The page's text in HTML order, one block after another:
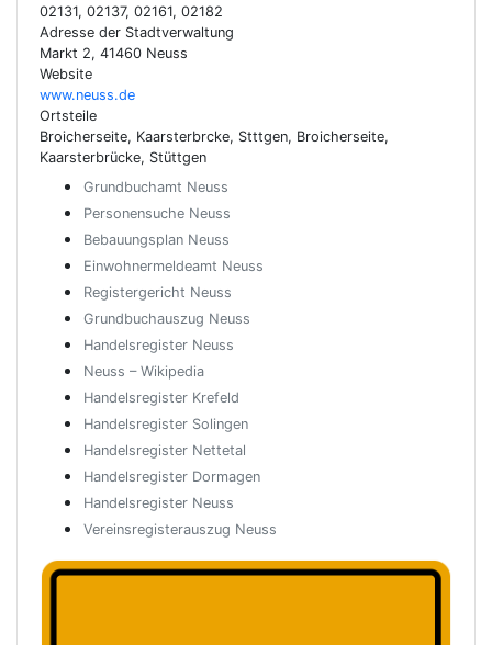
02131, 02137, 02161, 02182
Adresse der Stadtverwaltung
Markt 2, 41460 Neuss
Website
www.neuss.de
Ortsteile
Broicherseite, Kaarsterbrcke, Stttgen, Broicherseite,
Kaarsterbrücke, Stüttgen
Grundbuchamt Neuss
Personensuche Neuss
Bebauungsplan Neuss
Einwohnermeldeamt Neuss
Registergericht Neuss
Grundbuchauszug Neuss
Handelsregister Neuss
Neuss – Wikipedia
Handelsregister Krefeld
Handelsregister Solingen
Handelsregister Nettetal
Handelsregister Dormagen
Handelsregister Neuss
Vereinsregisterauszug Neuss